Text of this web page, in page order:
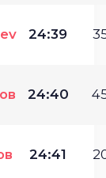
24:39
24:40
24:41